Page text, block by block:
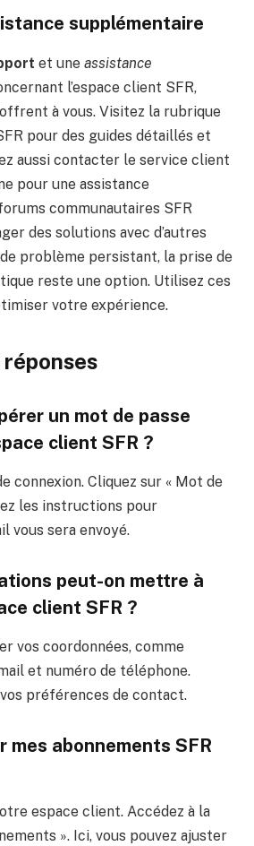
supplémentaire
et une assistance
l’espace client SFR,
à vous. Visitez la rubrique
pour des guides détaillés et
aussi contacter le service client
pour une assistance
communautaires SFR
des solutions avec d’autres
problème persistant, la prise de
reste une option. Utilisez ces
votre expérience.
un mot de passe
client SFR ?
connexion. Cliquez sur « Mot de
les instructions pour
vous sera envoyé.
peut-on mettre à
client SFR ?
vos coordonnées, comme
et numéro de téléphone.
préférences de contact.
mes abonnements SFR
espace client. Accédez à la
». Ici, vous pouvez ajuster